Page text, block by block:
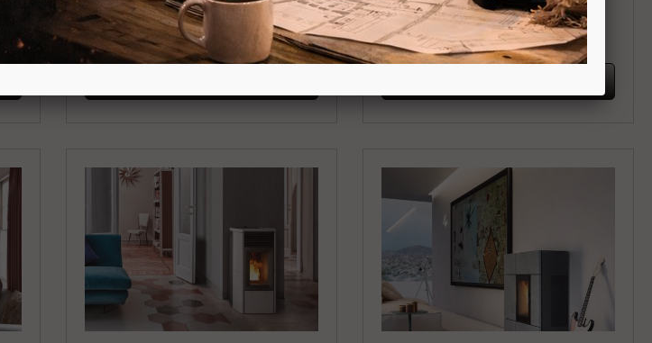
Kanaliseerbaar
Boven en Achteraansluiting
Kanaliseerbaar
Boven en Achteraansluiting